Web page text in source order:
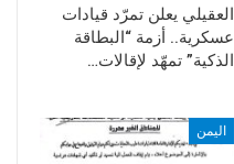
العقيلي يعلن تمرّد قيادات
عسكرية.. أزمة “البطاقة
الذكية” تمهّد لإقالات…
اليمن